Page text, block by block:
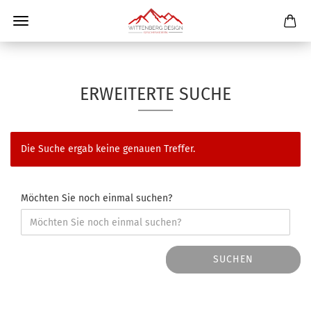
ERWEITERTE SUCHE
Die Suche ergab keine genauen Treffer.
Möchten Sie noch einmal suchen?
SUCHEN